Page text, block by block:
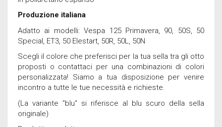
Produzione italiana
Adatto ai modelli: Vespa 125 Primavera, 90, 50S, 50
Special, ET3, 50 Elestart, 50R, 50L, 50N
Scegli il colore che preferisci per la tua sella tra gli otto
proposti o contattaci per una combinazioni di colori
personalizzata! Siamo a tua disposizione per venire
incontro a tutte le tue necessità e richieste.
(La variante "blu" si riferisce al blu scuro della sella
originale)